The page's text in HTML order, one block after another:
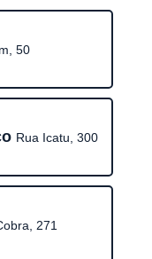
50
Rua Icatu, 300
271